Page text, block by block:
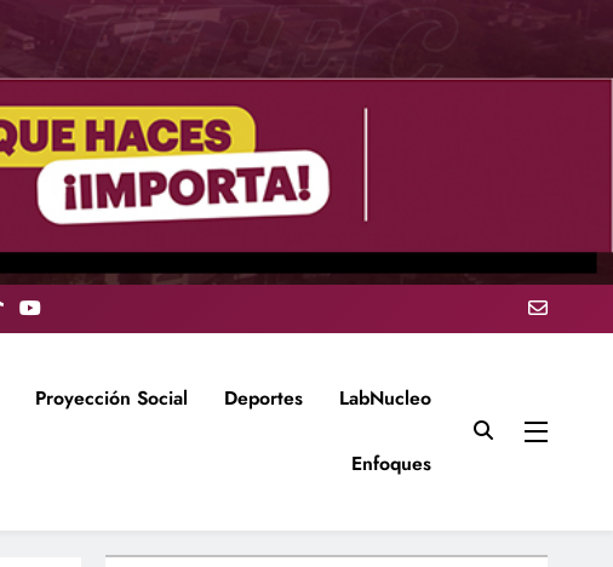
Proyección Social Deportes LabNucleo
Enfoques